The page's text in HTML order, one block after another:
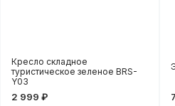
Кресло складное
Кресло складное
туристическое зеленое BRS-
Y03
2 999 ₽